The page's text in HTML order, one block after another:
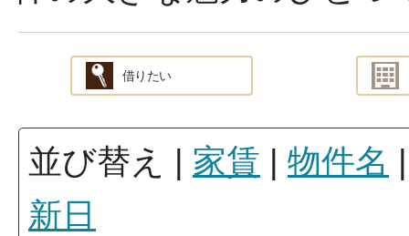
借りたい
並び替え | 家賃 | 物件名
新日